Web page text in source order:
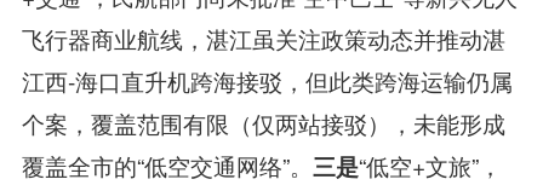
飞行器商业航线，湛江虽关注政策动态并推动湛
江西-海口直升机跨海接驳，但此类跨海运输仍属
个案，覆盖范围有限（仅两站接驳），未能形成
覆盖全市的“低空交通网络”。 三是“低空+文旅”，